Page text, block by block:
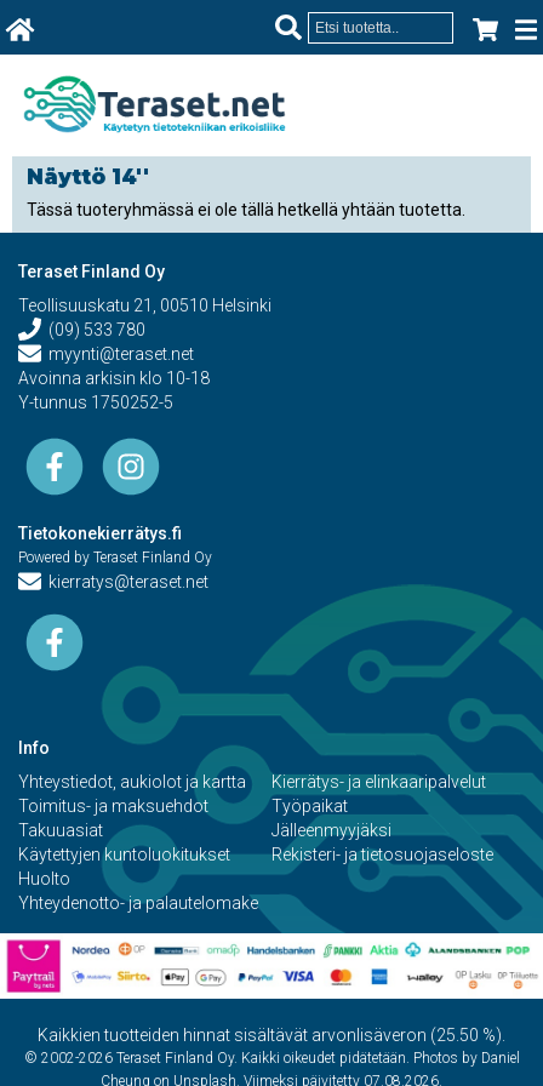
Näyttö 14''
Tässä tuoteryhmässä ei ole tällä hetkellä yhtään tuotetta.
Teraset Finland Oy
Teollisuuskatu 21, 00510 Helsinki
(09) 533 780
myynti@teraset.net
Avoinna arkisin klo 10-18
Y-tunnus 1750252-5
Tietokonekierrätys.fi
Powered by Teraset Finland Oy
kierratys@teraset.net
Info
Yhteystiedot, aukiolot ja kartta
Toimitus- ja maksuehdot
Takuuasiat
Käytettyjen kuntoluokitukset
Huolto
Yhteydenotto- ja palautelomake
Kierrätys- ja elinkaaripalvelut
Työpaikat
Jälleenmyyjäksi
Rekisteri- ja tietosuojaseloste
Kaikkien tuotteiden hinnat sisältävät arvonlisäveron (25.50 %).
© 2002-2026 Teraset Finland Oy. Kaikki oikeudet pidätetään. Photos by Daniel
Cheung on Unsplash. Viimeksi päivitetty 07.08.2026.